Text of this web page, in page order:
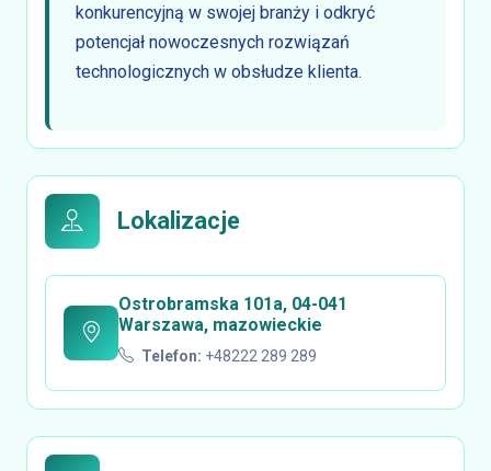
konkurencyjną w swojej branży i odkryć
potencjał nowoczesnych rozwiązań
technologicznych w obsłudze klienta.
Lokalizacje
Ostrobramska 101a, 04-041
Warszawa, mazowieckie
Telefon: +48222 289 289